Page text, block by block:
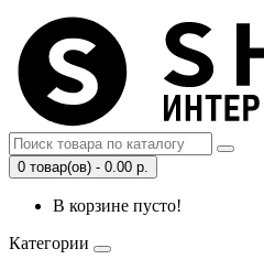
0 товар(ов) - 0.00 р.
В корзине пусто!
Категории